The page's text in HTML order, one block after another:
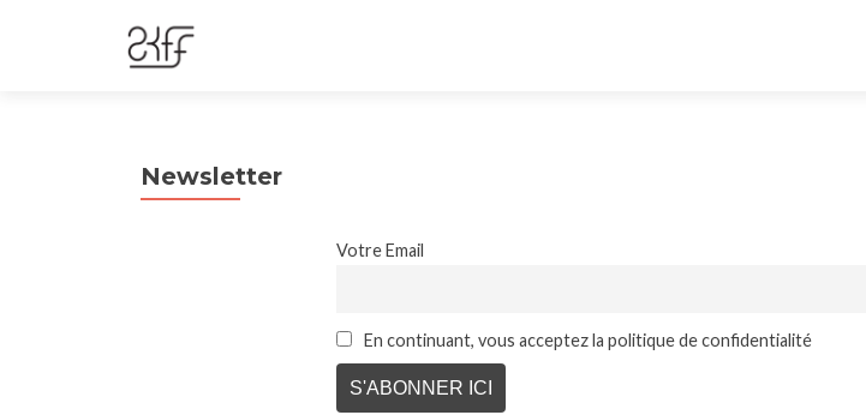
Newsletter
Votre Email
En continuant, vous acceptez la politique de confidentialité